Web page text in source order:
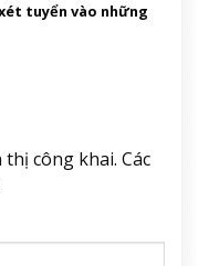
tuyển vào những
thị công khai. Các